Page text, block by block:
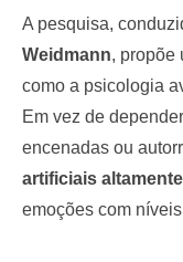
A pesquisa,
Weidmann, propõe
como a psicologia
Em vez de
encenadas ou
artificiais
emoções com